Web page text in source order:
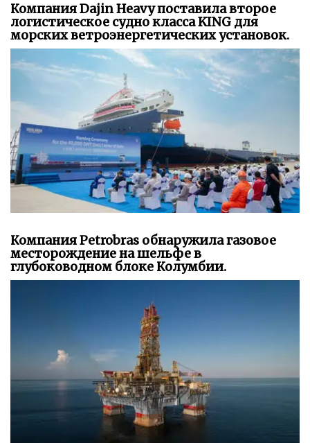
Компания Dajin Heavy поставила второе
логистическое судно класса KING для
морских ветроэнергетических установок.
Компания Petrobras обнаружила газовое
месторождение на шельфе в
глубоководном блоке Колумбии.